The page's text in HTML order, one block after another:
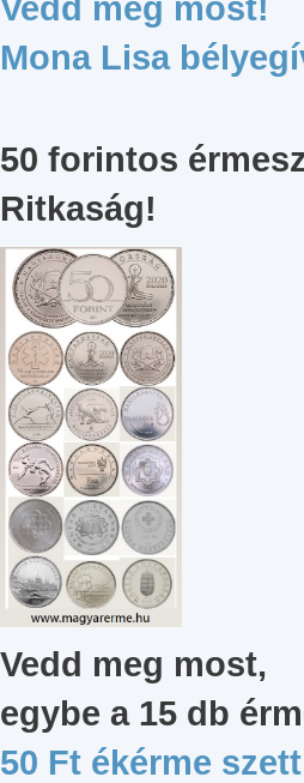
Mona Lisa
50 forintos
Ritkaság!
Vedd meg most,
egybe a 15 db
50 Ft ékérme szett